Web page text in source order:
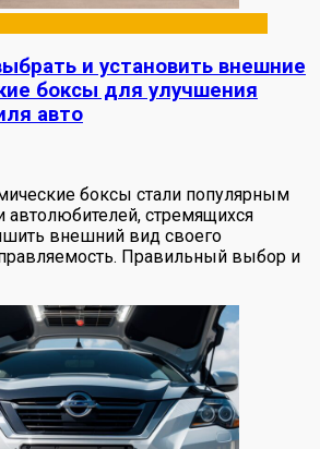
и установить внешние
боксы для улучшения
авто
боксы стали популярным
автолюбителей, стремящихся
внешний вид своего
Правильный выбор и